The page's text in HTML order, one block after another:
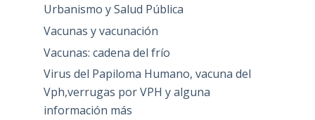
Urbanismo y Salud Pública
Vacunas y vacunación
Vacunas: cadena del frío
Virus del Papiloma Humano, vacuna del
Vph,verrugas por VPH y alguna
información más